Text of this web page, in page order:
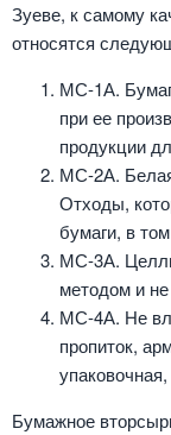
Зуеве, к самому
относятся
МС-1А.
при ее
продукции
МС-2А. Белая
Отходы,
бумаги, в
МС-3А.
методом и
МС-4А. Не
пропиток,
Бумажное